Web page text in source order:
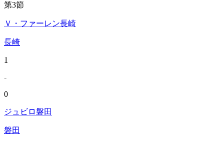
第3節
Ｖ・ファーレン長崎
長崎
1
-
0
ジュビロ磐田
磐田